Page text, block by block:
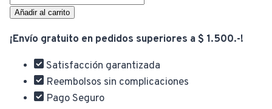
Cerámica
THT576004
cantidad
Añadir al carrito
¡Envío gratuito en pedidos superiores a $ 1.500.-!
Satisfacción garantizada
Reembolsos sin complicaciones
Pago Seguro